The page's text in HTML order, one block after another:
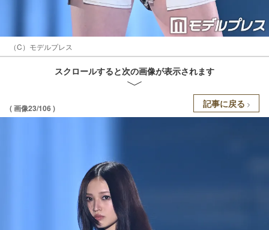
（C）モデルプレス
スクロールすると次の画像が表示されます
( 画像23/106 ) 記事に戻る